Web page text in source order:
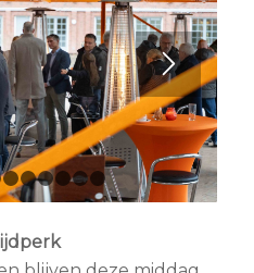
1 2 3 4 5 6 7 8 9 1011